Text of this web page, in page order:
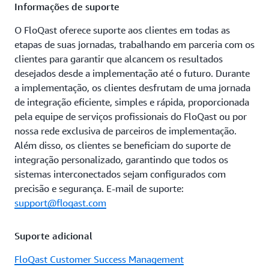
Informações de suporte
O FloQast oferece suporte aos clientes em todas as
etapas de suas jornadas, trabalhando em parceria com os
clientes para garantir que alcancem os resultados
desejados desde a implementação até o futuro. Durante
a implementação, os clientes desfrutam de uma jornada
de integração eficiente, simples e rápida, proporcionada
pela equipe de serviços profissionais do FloQast ou por
nossa rede exclusiva de parceiros de implementação.
Além disso, os clientes se beneficiam do suporte de
integração personalizado, garantindo que todos os
sistemas interconectados sejam configurados com
precisão e segurança. E-mail de suporte:
support@floqast.com
Suporte adicional
FloQast Customer Success Management